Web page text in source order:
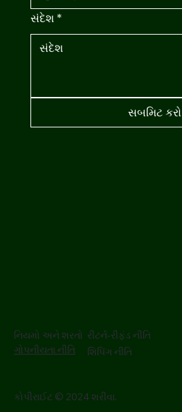
સંદેશ *
સબમિટ કરો
નિયમો અને શરતો
ગોપનીયતા નીતિ
રીટર્ન-રીફંડ નીતિ
શિપિંગ નીતિ
કોપીરાઈટ © 2024 શરીવા.